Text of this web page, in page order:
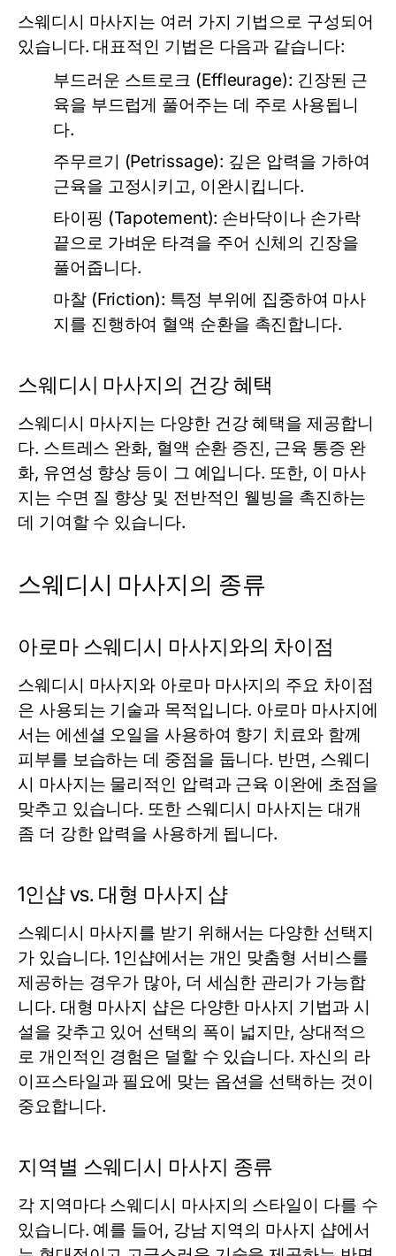
스웨디시 마사지는 여러 가지 기법으로 구성되어
있습니다. 대표적인 기법은 다음과 같습니다:
부드러운 스트로크 (Effleurage): 긴장된 근
육을 부드럽게 풀어주는 데 주로 사용됩니
다.
주무르기 (Petrissage): 깊은 압력을 가하여
근육을 고정시키고, 이완시킵니다.
타이핑 (Tapotement): 손바닥이나 손가락
끝으로 가벼운 타격을 주어 신체의 긴장을
풀어줍니다.
마찰 (Friction): 특정 부위에 집중하여 마사
지를 진행하여 혈액 순환을 촉진합니다.
스웨디시 마사지의 건강 혜택
스웨디시 마사지는 다양한 건강 혜택을 제공합니
다. 스트레스 완화, 혈액 순환 증진, 근육 통증 완
화, 유연성 향상 등이 그 예입니다. 또한, 이 마사
지는 수면 질 향상 및 전반적인 웰빙을 촉진하는
데 기여할 수 있습니다.
스웨디시 마사지의 종류
아로마 스웨디시 마사지와의 차이점
스웨디시 마사지와 아로마 마사지의 주요 차이점
은 사용되는 기술과 목적입니다. 아로마 마사지에
서는 에센셜 오일을 사용하여 향기 치료와 함께
피부를 보습하는 데 중점을 둡니다. 반면, 스웨디
시 마사지는 물리적인 압력과 근육 이완에 초점을
맞추고 있습니다. 또한 스웨디시 마사지는 대개
좀 더 강한 압력을 사용하게 됩니다.
1인샵 vs. 대형 마사지 샵
스웨디시 마사지를 받기 위해서는 다양한 선택지
가 있습니다. 1인샵에서는 개인 맞춤형 서비스를
제공하는 경우가 많아, 더 세심한 관리가 가능합
니다. 대형 마사지 샵은 다양한 마사지 기법과 시
설을 갖추고 있어 선택의 폭이 넓지만, 상대적으
로 개인적인 경험은 덜할 수 있습니다. 자신의 라
이프스타일과 필요에 맞는 옵션을 선택하는 것이
중요합니다.
지역별 스웨디시 마사지 종류
각 지역마다 스웨디시 마사지의 스타일이 다를 수
있습니다. 예를 들어, 강남 지역의 마사지 샵에서